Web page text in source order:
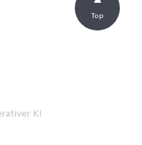
KI
Top